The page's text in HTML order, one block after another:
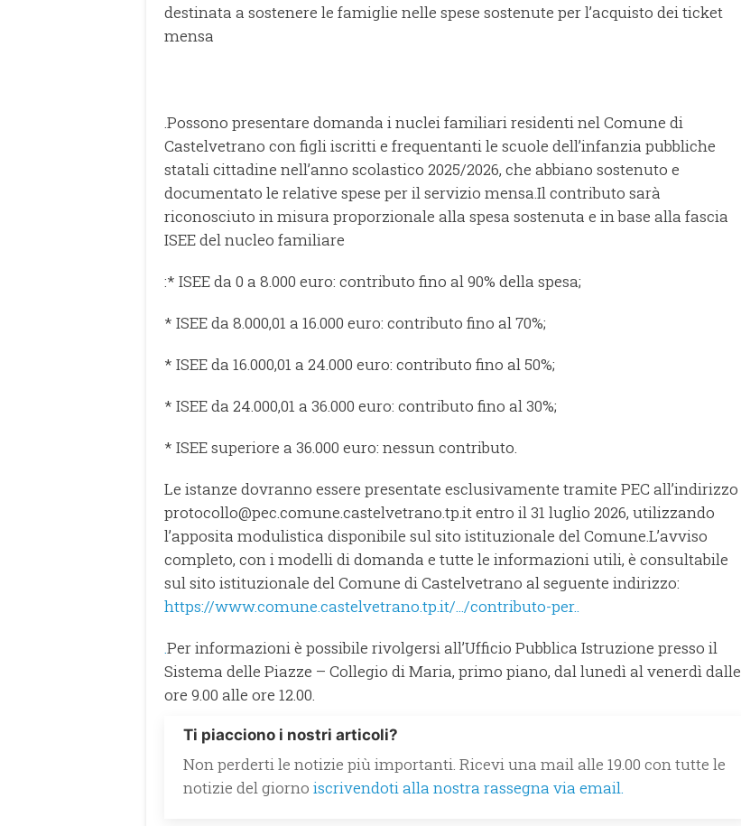
destinata a sostenere le famiglie nelle spese sostenute per l’acquisto dei ticket
mensa
.Possono presentare domanda i nuclei familiari residenti nel Comune di
Castelvetrano con figli iscritti e frequentanti le scuole dell’infanzia pubbliche
statali cittadine nell’anno scolastico 2025/2026, che abbiano sostenuto e
documentato le relative spese per il servizio mensa.Il contributo sarà
riconosciuto in misura proporzionale alla spesa sostenuta e in base alla fascia
ISEE del nucleo familiare
:* ISEE da 0 a 8.000 euro: contributo fino al 90% della spesa;
* ISEE da 8.000,01 a 16.000 euro: contributo fino al 70%;
* ISEE da 16.000,01 a 24.000 euro: contributo fino al 50%;
* ISEE da 24.000,01 a 36.000 euro: contributo fino al 30%;
* ISEE superiore a 36.000 euro: nessun contributo.
Le istanze dovranno essere presentate esclusivamente tramite PEC all’indirizzo
protocollo@pec.comune.castelvetrano.tp.it entro il 31 luglio 2026, utilizzando
l’apposita modulistica disponibile sul sito istituzionale del Comune.L’avviso
completo, con i modelli di domanda e tutte le informazioni utili, è consultabile
sul sito istituzionale del Comune di Castelvetrano al seguente indirizzo:
https://www.comune.castelvetrano.tp.it/.../contributo-per..
.Per informazioni è possibile rivolgersi all’Ufficio Pubblica Istruzione presso il
Sistema delle Piazze – Collegio di Maria, primo piano, dal lunedì al venerdì dalle
ore 9.00 alle ore 12.00.
Ti piacciono i nostri articoli?
Non perderti le notizie più importanti. Ricevi una mail alle 19.00 con tutte le
notizie del giorno iscrivendoti alla nostra rassegna via email.